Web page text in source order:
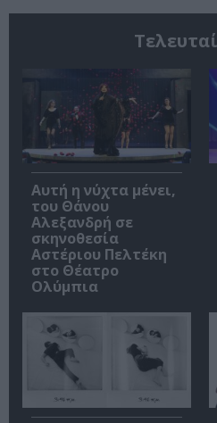
Αυτή η νύχτα μένει,
του Θάνου
Αλεξανδρή σε
σκηνοθεσία
Αστέριου Πελτέκη
στο Θέατρο
Ολύμπια